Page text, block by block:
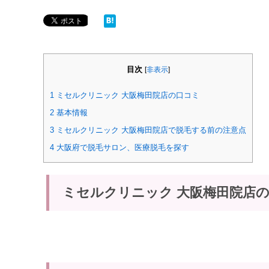
目次 [非表示]
1 ミセルクリニック 大阪梅田院店の口コミ
2 基本情報
3 ミセルクリニック 大阪梅田院店で脱毛する前の注意点
4 大阪府で脱毛サロン、医療脱毛を探す
ミセルクリニック 大阪梅田院店